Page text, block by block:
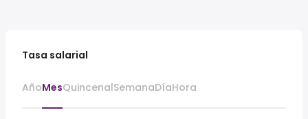
Tasa salarial
AñoMesQuincenalSemanaDíaHora